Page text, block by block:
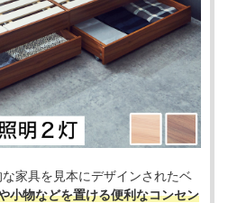
家具を見本にデザインされたベ
小物などを置ける便利なコンセン